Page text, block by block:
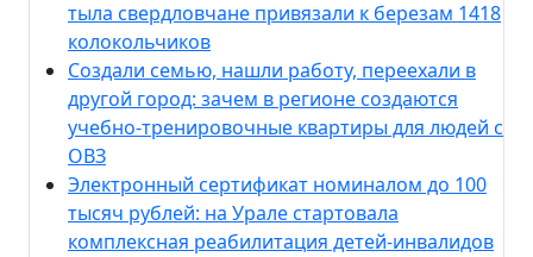
тыла свердловчане привязали к березам 1418
колокольчиков
Создали семью, нашли работу, переехали в
другой город: зачем в регионе создаются
учебно-тренировочные квартиры для людей с
ОВЗ
Электронный сертификат номиналом до 100
тысяч рублей: на Урале стартовала
комплексная реабилитация детей-инвалидов